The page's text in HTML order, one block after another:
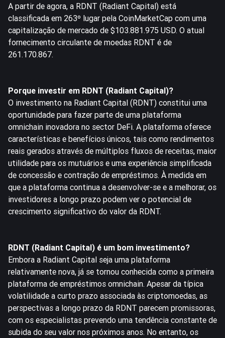
A partir de agora, a RDNT (Radiant Capital) está
classificada em 263º lugar pela CoinMarketCap com uma
capitalização de mercado de $103.881.975 USD. O atual
fornecimento circulante de moedas RDNT é de
261.170.867.
Porque investir em RDNT (Radiant Capital)?
O investimento na Radiant Capital (RDNT) constitui uma
oportunidade para fazer parte de uma plataforma
omnichain inovadora no sector DeFi. A plataforma oferece
características e benefícios únicos, tais como rendimentos
reais gerados através de múltiplos fluxos de receitas, maior
utilidade para os mutuários e uma experiência simplificada
de concessão e contração de empréstimos. À medida em
que a plataforma continua a desenvolver-se e a melhorar, os
investidores a longo prazo podem ver o potencial de
crescimento significativo do valor da RDNT.
RDNT (Radiant Capital) é um bom investimento?
Embora a Radiant Capital seja uma plataforma
relativamente nova, já se tornou conhecida como a primeira
plataforma de empréstimos omnichain. Apesar da típica
volatilidade a curto prazo associada às criptomoedas, as
perspectivas a longo prazo da RDNT parecem promissoras,
com os especialistas prevendo uma tendência constante de
subida do seu valor nos próximos anos. No entanto, os